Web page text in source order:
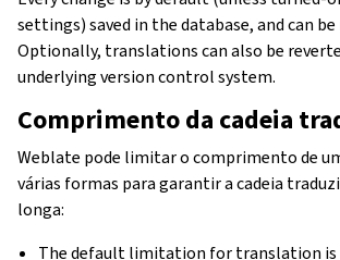
settings) saved in the database, and can
Optionally, translations can also be
underlying version control system.
Comprimento da cadeia
Weblate pode limitar o comprimento de
várias formas para garantir a cadeia
longa:
The default limitation for translation